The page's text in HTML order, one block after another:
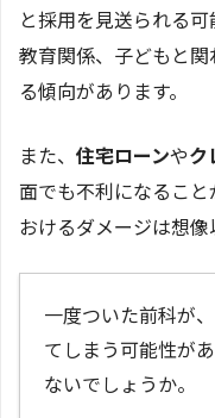
と採用を見送られる
教育関係、子どもと
る傾向があります。
また、 住宅ローンやク
面でも不利になるこ
おけるダメージは想像
一度ついた前科が
てしまう可能性が
ないでしょうか。